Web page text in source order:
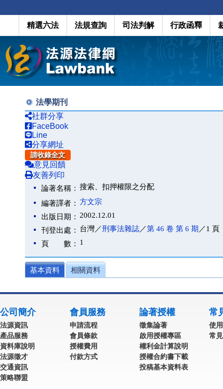
精選六法 法規查詢 司法判解 行政函釋
法學期刊
社群分享
FaceBook
Line
分享網址
請收錄全文
意見回饋
友善列印
論著名稱： 搜索、扣押權限之分配
編著譯者： 方文宗
出版日期： 2002.12.01
刊登出處： 台灣／刑事法雜誌／第 46 卷 第 6 期 ／1 頁
頁 數： 1
基本資料 相關資料
公司簡介
法源資訊
產品服務
資料庫說明
法源徵才
交通資訊
策略聯盟
會員服務
申請流程
會員條款
授權費用
付款方式
論著授權
徵集論著
啟用授權專區
權利金計算說明
授權合約書下載
投稿基本資料表
常
使
常